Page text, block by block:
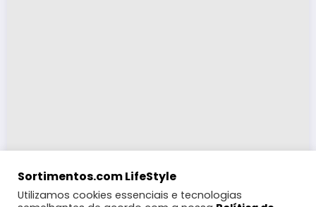
Sortimentos.com LifeStyle
Utilizamos cookies essenciais e tecnologias